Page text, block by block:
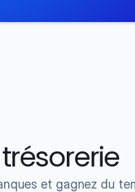
et gagnez du